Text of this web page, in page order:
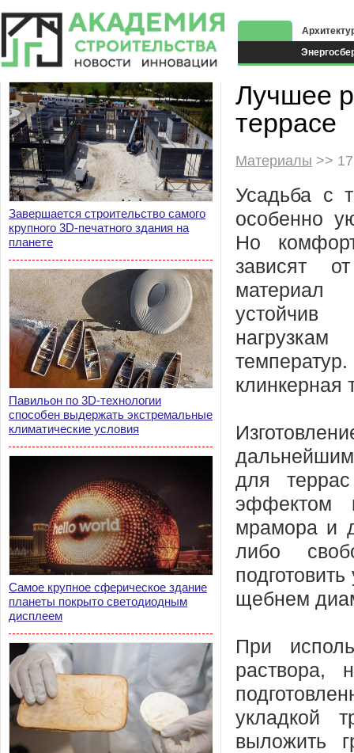
Завершается строительство самого
крупного 3D-печатного здания на
планете
Павильон по 3D-технологии
способен выдержать экстремальные
климатические условия
Самое крупное сферическое здание
планеты покрыто светодиодным
дисплеем
Лучшее
террасе
Материалы >>
Усадьба с
особенно
Но
зависят
клинкерная
для
эффектом
мрамора и
либо
щебнем
При
раствора,
укладкой
выложить